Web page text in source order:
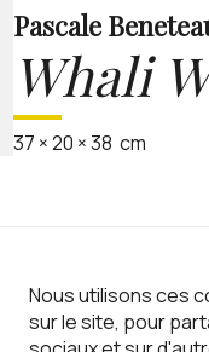
Nous utilisons ces
sur le site, pour
Pascale
Whali
37 ×20 ×38 cm
Newsletter